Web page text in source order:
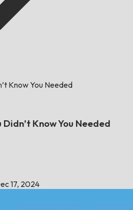
Know You Needed
Know You Needed
17, 2024